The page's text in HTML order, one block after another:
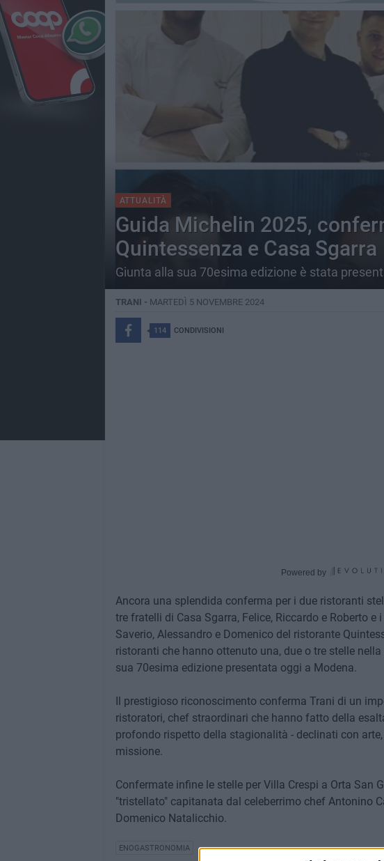
ATTUALITÀ
Guida Michelin 2025,
Quintessenza e Casa Sgarra
Giunta alla sua 70esima edizione è stata
TRANI - MARTEDÌ 5 NOVEMBRE 2024
114 CONDIVISIONI
Powered by
Ancora una splendida conferma per i due ristoranti
tre fratelli di Casa Sgarra, Felice, Riccardo e Roberto
Saverio, Alessandro e Domenico del ristorante
ristoranti che hanno ottenuto una, due o tre stelle
sua 70esima edizione presentata oggi a Modena.
Il prestigioso riconoscimento conferma Trani di un
ristoratori, chef straordinari che hanno fatto della
profondo rispetto della stagionalità - declinati con
missione.
Confermate infine le stelle per Villa Crespi a Orta San
"tristellato" capitanata dal celeberrimo chef Antonino
Domenico Natalicchio.
ENOGASTRONOMIA